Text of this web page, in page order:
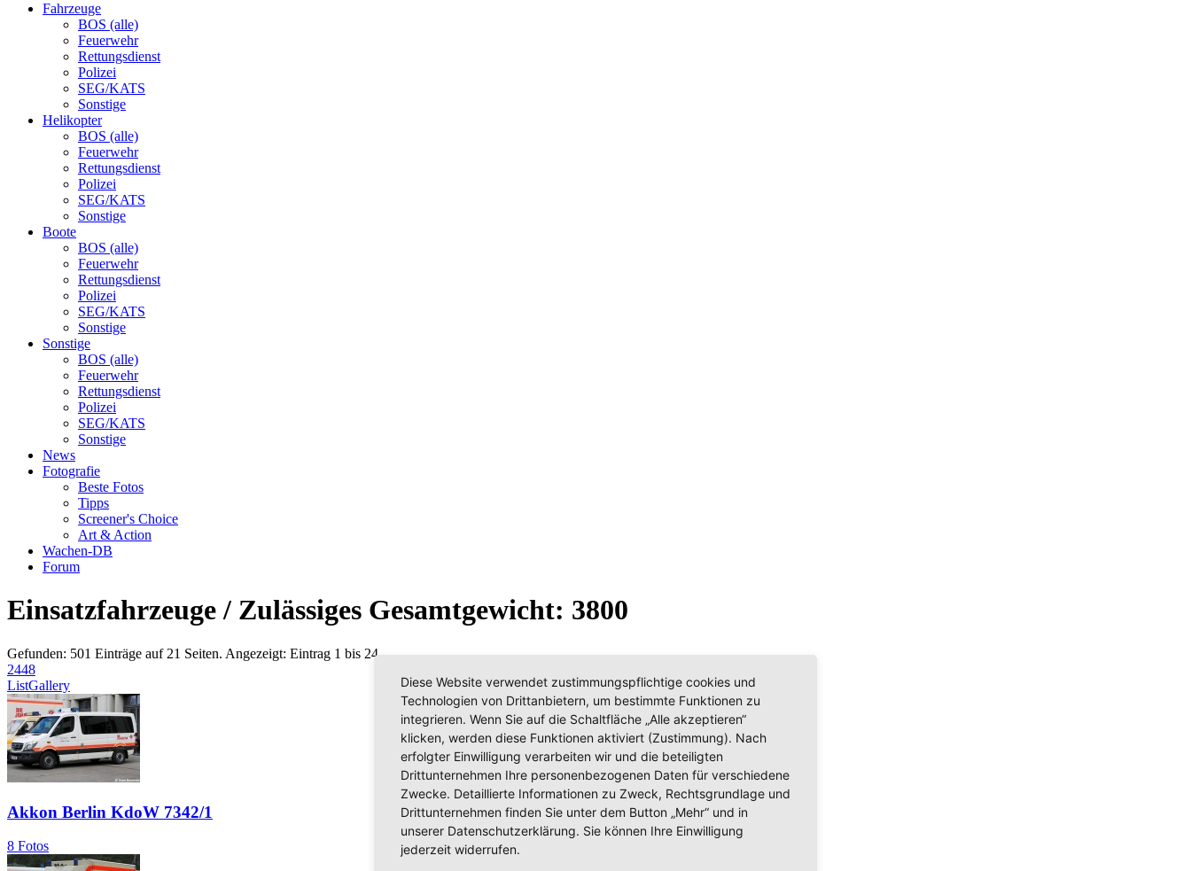
Fahrzeuge
BOS (alle)
Feuerwehr
Rettungsdienst
Polizei
SEG/KATS
Sonstige
Helikopter
BOS (alle)
Feuerwehr
Rettungsdienst
Polizei
SEG/KATS
Sonstige
Boote
BOS (alle)
Feuerwehr
Rettungsdienst
Polizei
SEG/KATS
Sonstige
Sonstige
BOS (alle)
Feuerwehr
Rettungsdienst
Polizei
SEG/KATS
Sonstige
News
Fotografie
Beste Fotos
Tipps
Screener's Choice
Art & Action
Wachen-DB
Forum
Einsatzfahrzeuge / Zulässiges Gesamtgewicht: 3800
Gefunden: 501 Einträge auf 21 Seiten. Angezeigt: Eintrag 1 bis 24.
2448
ListGallery
Akkon Berlin KdoW 7342/1
8 Fotos
Diese Website verwendet zustimmungspflichtige cookies und
Technologien von Drittanbietern, um bestimmte Funktionen zu
integrieren. Wenn Sie auf die Schaltfläche „Alle akzeptieren“
klicken, werden diese Funktionen aktiviert (Zustimmung). Nach
erfolgter Einwilligung verarbeiten wir und die beteiligten
Drittunternehmen Ihre personenbezogenen Daten für verschiedene
Zwecke. Detaillierte Informationen zu Zweck, Rechtsgrundlage und
Drittunternehmen finden Sie unter dem Button „Mehr“ und in
unserer Datenschutzerklärung. Sie können Ihre Einwilligung
jederzeit widerrufen.